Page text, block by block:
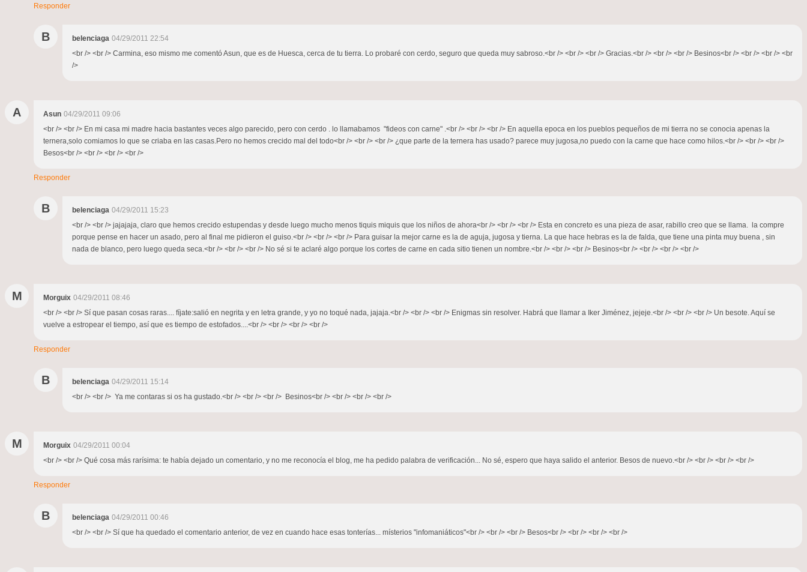
Responder
B belenciaga 04/29/2011 22:54
<br /> <br /> Carmina, eso mismo me comentó Asun, que es de Huesca, cerca de tu tierra. Lo probaré con cerdo, seguro que queda muy sabroso.<br /> <br /> <br /> Gracias.<br /> <br /> <br /> Besinos<br /> <br /> <br /> <br
/>
A Asun 04/29/2011 09:06
<br /> <br /> En mi casa mi madre hacia bastantes veces algo parecido, pero con cerdo . lo llamabamos "fideos con carne" .<br /> <br /> <br /> En aquella epoca en los pueblos pequeños de mi tierra no se conocia apenas la
ternera,solo comiamos lo que se criaba en las casas.Pero no hemos crecido mal del todo<br /> <br /> <br /> ¿que parte de la ternera has usado? parece muy jugosa,no puedo con la carne que hace como hilos.<br /> <br /> <br />
Besos<br /> <br /> <br /> <br />
Responder
B belenciaga 04/29/2011 15:23
<br /> <br /> jajajaja, claro que hemos crecido estupendas y desde luego mucho menos tiquis miquis que los niños de ahora<br /> <br /> <br /> Esta en concreto es una pieza de asar, rabillo creo que se llama. la compre
porque pense en hacer un asado, pero al final me pidieron el guiso.<br /> <br /> <br /> Para guisar la mejor carne es la de aguja, jugosa y tierna. La que hace hebras es la de falda, que tiene una pinta muy buena , sin
nada de blanco, pero luego queda seca.<br /> <br /> <br /> No sé si te aclaré algo porque los cortes de carne en cada sitio tienen un nombre.<br /> <br /> <br /> Besinos<br /> <br /> <br /> <br />
M Morguix 04/29/2011 08:46
<br /> <br /> Sí que pasan cosas raras.... fíjate:salió en negrita y en letra grande, y yo no toqué nada, jajaja.<br /> <br /> <br /> Enigmas sin resolver. Habrá que llamar a Iker Jiménez, jejeje.<br /> <br /> <br /> Un besote. Aquí se
vuelve a estropear el tiempo, así que es tiempo de estofados....<br /> <br /> <br /> <br />
Responder
B belenciaga 04/29/2011 15:14
<br /> <br /> Ya me contaras si os ha gustado.<br /> <br /> <br /> Besinos<br /> <br /> <br /> <br />
M Morguix 04/29/2011 00:04
<br /> <br /> Qué cosa más rarísima: te había dejado un comentario, y no me reconocía el blog, me ha pedido palabra de verificación... No sé, espero que haya salido el anterior. Besos de nuevo.<br /> <br /> <br /> <br />
Responder
B belenciaga 04/29/2011 00:46
<br /> <br /> Sí que ha quedado el comentario anterior, de vez en cuando hace esas tonterías... místerios "infomaniáticos"<br /> <br /> <br /> Besos<br /> <br /> <br /> <br />